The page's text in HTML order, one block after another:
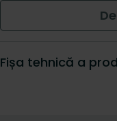
Fișa tehnică a